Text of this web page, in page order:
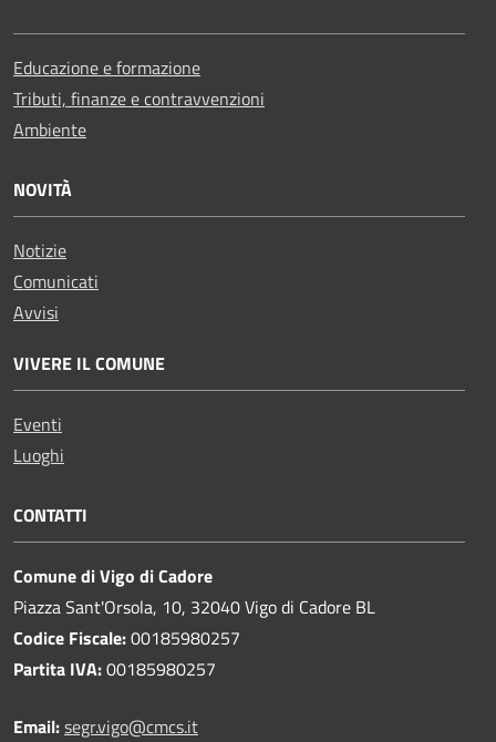
Educazione e formazione
Tributi, finanze e contravvenzioni
Ambiente
NOVITÀ
Notizie
Comunicati
Avvisi
VIVERE IL COMUNE
Eventi
Luoghi
CONTATTI
Comune di Vigo di Cadore
Piazza Sant'Orsola, 10, 32040 Vigo di Cadore BL
Codice Fiscale:00185980257
Partita IVA:00185980257
Email:segr.vigo@cmcs.it